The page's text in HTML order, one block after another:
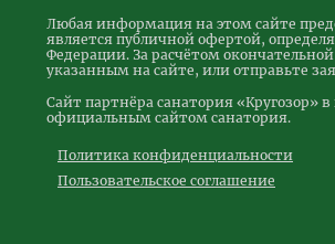
Любая информация на этом сайте
является публичной офертой,
Федерации. За расчётом
указанным на сайте, или отправьте
Сайт партнёра санатория «Кругозор»
официальным сайтом санатория.
Политика конфиденциальности
Пользовательское соглашение